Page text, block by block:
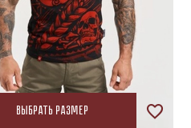
Выбрать размер